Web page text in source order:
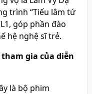
trình “Tiếu lâm tứ
góp phần đào
hệ nghệ sĩ trẻ.
gia của diễn
là bộ phim